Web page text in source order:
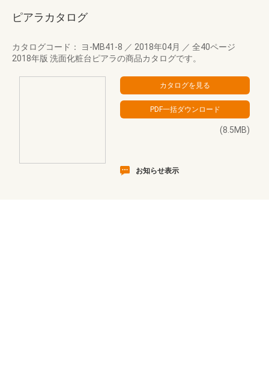
ピアラカタログ
カタログコード： ヨ-MB41-8 ／ 2018年04月 ／ 全40ページ
2018年版 洗面化粧台ピアラの商品カタログです。
(8.5MB)
お知らせ表示